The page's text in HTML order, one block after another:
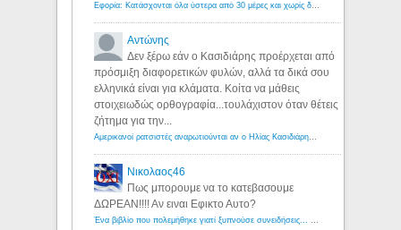
Εφορία: Κατάσχονται όλα ύστερα από 30 μέρες και χωρίς δικαστικές αποφάσεις - Λόγιος Ερμής
Αντώνης
Δεν ξέρω εάν ο Κασιδιάρης προέρχεται από
πρόσμιξη διαφορετικών φυλών, αλλά τα δικά σου
ελληνικά είναι για κλάματα. Κοίτα να μάθεις
στοιχειωδώς ορθογραφία...τουλάχιστον όταν θέτεις
ζήτημα για την...
Αμερικανοί ρατσιστές αναρωτιούνται αν ο Ηλίας Κασιδιάρης ανήκει στη λευκή φυλή... - Λόγιος Ερμής
Νικολαος46
Πως μπορουμε να το κατεβασουμε
ΔΩΡΕΑΝ!!!! Αν ειναι Εφικτο Αυτο?
Ένα βιβλίο που πολεμήθηκε γιατί ξυπνούσε συνειδήσεις... - Λόγιος Ερμής | Η γνώση ξεκινάει με την αναζήτηση...